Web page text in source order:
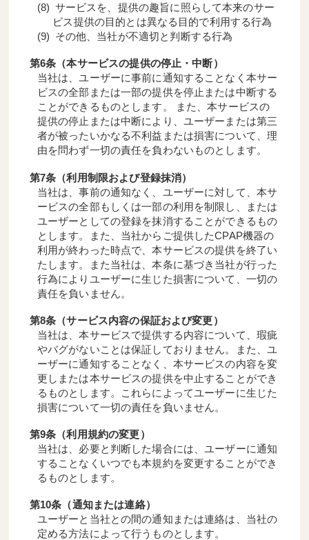
サービスを、提供の趣旨に照らして本来のサー
ビス提供の目的とは異なる目的で利用する行為
その他、当社が不適切と判断する行為
第6条（本サービスの提供の停止・中断）
当社は、ユーザーに事前に通知することなく本サー
ビスの全部または一部の提供を停止または中断する
ことができるものとします。 また、本サービスの
提供の停止または中断により、ユーザーまたは第三
者が被ったいかなる不利益または損害について、理
由を問わず一切の責任を負わないものとします。
第7条（利用制限および登録抹消）
当社は、事前の通知なく、ユーザーに対して、本サ
ービスの全部もしくは一部の利用を制限し、または
ユーザーとしての登録を抹消することができるもの
とします。また、当社からご提供したCPAP機器の
利用が終わった時点で、本サービスの提供を終了い
たします。また当社は、本条に基づき当社が行った
行為によりユーザーに生じた損害について、一切の
責任を負いません。
第8条（サービス内容の保証および変更）
当社は、本サービスで提供する内容について、瑕疵
やバグがないことは保証しておりません。また、ユ
ーザーに通知することなく、本サービスの内容を変
更しまたは本サービスの提供を中止することができ
るものとします。これらによってユーザーに生じた
損害について一切の責任を負いません。
第9条（利用規約の変更）
当社は、必要と判断した場合には、ユーザーに通知
することなくいつでも本規約を変更することができ
るものとします。
第10条（通知または連絡）
ユーザーと当社との間の通知または連絡は、当社の
定める方法によって行うものとします。